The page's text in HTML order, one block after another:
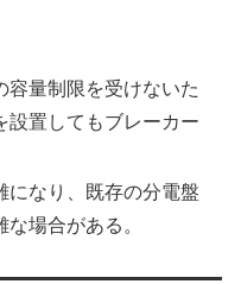
容量制限を受けないた
設置してもブレーカー
になり、既存の分電盤
場合がある。